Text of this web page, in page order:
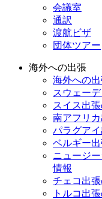
会議室
通訳
渡航ビザ
団体ツアー
海外への出張
海外への出
スウェー
スイス出
南アフリ
パラグア
ベルギー
ニュージ
情報
チェコ出
トルコ出